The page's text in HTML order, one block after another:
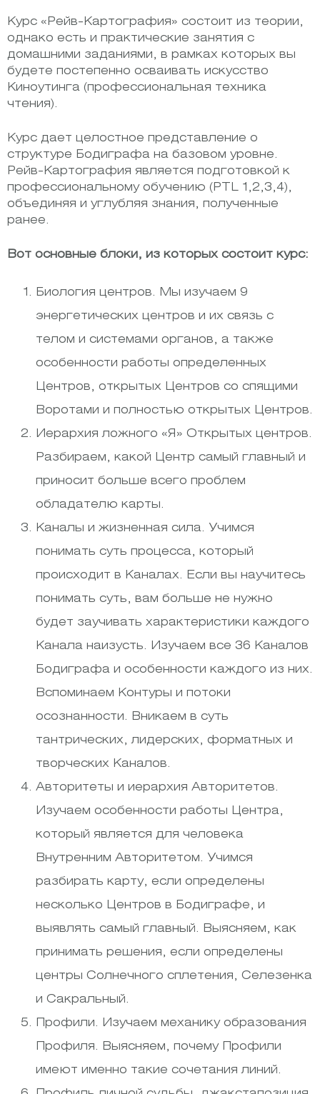
Курс «Рейв-Картография» состоит из теории,
однако есть и практические занятия с
домашними заданиями, в рамках которых вы
будете постепенно осваивать искусство
Киноутинга (профессиональная техника
чтения).
Курс дает целостное представление о
структуре Бодиграфа на базовом уровне.
Рейв-Картография является подготовкой к
профессиональному обучению (PTL 1,2,3,4),
объединяя и углубляя знания, полученные
ранее.
Вот основные блоки, из которых состоит курс:
Биология центров. Мы изучаем 9
энергетических центров и их связь с
телом и системами органов, а также
особенности работы определенных
Центров, открытых Центров со спящими
Воротами и полностью открытых Центров.
Иерархия ложного «Я» Открытых центров.
Разбираем, какой Центр самый главный и
приносит больше всего проблем
обладателю карты.
Каналы и жизненная сила. Учимся
понимать суть процесса, который
происходит в Каналах. Если вы научитесь
понимать суть, вам больше не нужно
будет заучивать характеристики каждого
Канала наизусть. Изучаем все 36 Каналов
Бодиграфа и особенности каждого из них.
Вспоминаем Контуры и потоки
осознанности. Вникаем в суть
тантрических, лидерских, форматных и
творческих Каналов.
Авторитеты и иерархия Авторитетов.
Изучаем особенности работы Центра,
который является для человека
Внутренним Авторитетом. Учимся
разбирать карту, если определены
несколько Центров в Бодиграфе, и
выявлять самый главный. Выясняем, как
принимать решения, если определены
центры Солнечного сплетения, Селезенка
и Сакральный.
Профили. Изучаем механику образования
Профиля. Выясняем, почему Профили
имеют именно такие сочетания линий.